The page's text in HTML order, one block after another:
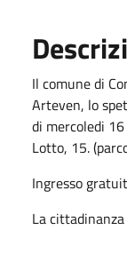
Il comune di
Arteven, lo
di mercoledi
Lotto, 15.
Ingresso
La